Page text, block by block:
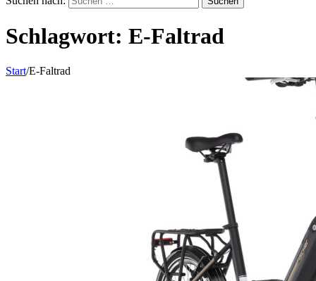
Schlagwort: E-Faltrad
Start/E-Faltrad